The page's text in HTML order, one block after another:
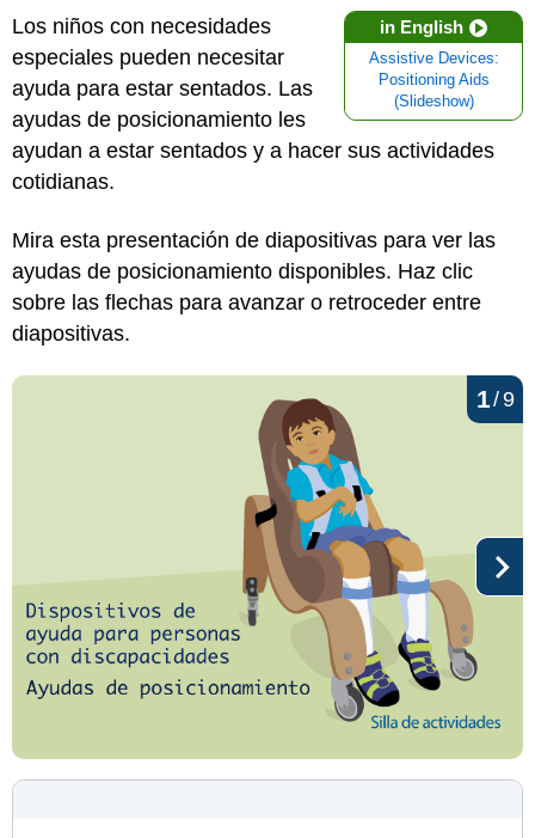
in English
Assistive Devices:
Positioning Aids
(Slideshow)
Los niños con necesidades
especiales pueden necesitar
ayuda para estar sentados. Las
ayudas de posicionamiento les
ayudan a estar sentados y a hacer sus actividades
cotidianas.
Mira esta presentación de diapositivas para ver las
ayudas de posicionamiento disponibles. Haz clic
sobre las flechas para avanzar o retroceder entre
diapositivas.
1/9